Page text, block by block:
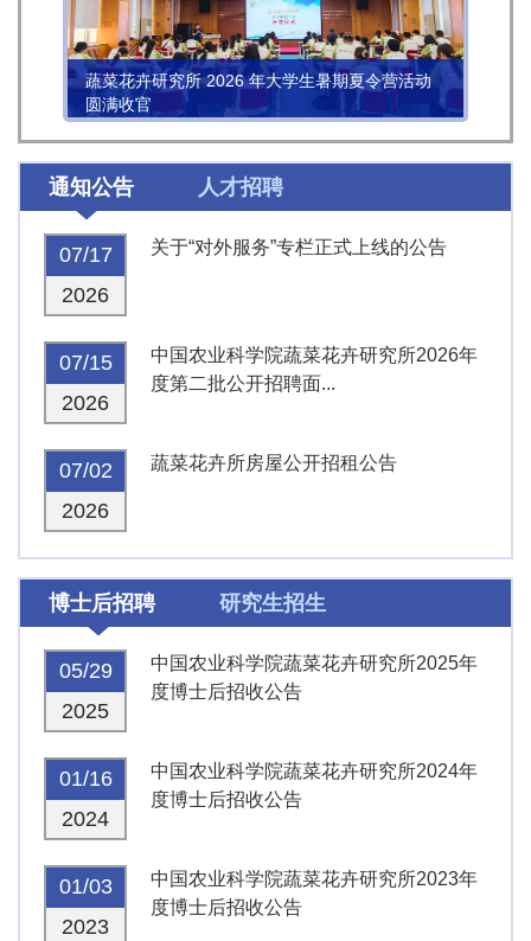
蔬菜花卉研究所 2026 年大学生暑期夏令营活动
圆满收官
通知公告 人才招聘
07/17
2026
关于“对外服务”专栏正式上线的公告
07/15
2026
中国农业科学院蔬菜花卉研究所2026年
度第二批公开招聘面...
07/02
2026
蔬菜花卉所房屋公开招租公告
博士后招聘 研究生招生
05/29
2025
中国农业科学院蔬菜花卉研究所2025年
度博士后招收公告
01/16
2024
中国农业科学院蔬菜花卉研究所2024年
度博士后招收公告
01/03
2023
中国农业科学院蔬菜花卉研究所2023年
度博士后招收公告